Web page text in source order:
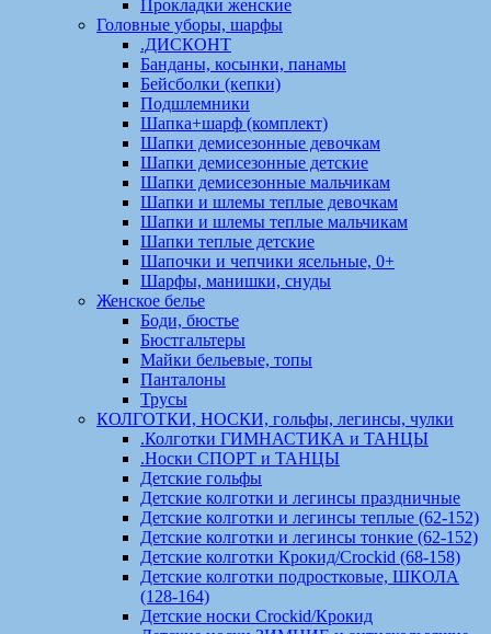
Прокладки женские
Головные уборы, шарфы
.ДИСКОНТ
Банданы, косынки, панамы
Бейсболки (кепки)
Подшлемники
Шапка+шарф (комплект)
Шапки демисезонные девочкам
Шапки демисезонные детские
Шапки демисезонные мальчикам
Шапки и шлемы теплые девочкам
Шапки и шлемы теплые мальчикам
Шапки теплые детские
Шапочки и чепчики ясельные, 0+
Шарфы, манишки, снуды
Женское белье
Боди, бюстье
Бюстгальтеры
Майки бельевые, топы
Панталоны
Трусы
КОЛГОТКИ, НОСКИ, гольфы, легинсы, чулки
.Колготки ГИМНАСТИКА и ТАНЦЫ
.Носки СПОРТ и ТАНЦЫ
Детские гольфы
Детские колготки и легинсы праздничные
Детские колготки и легинсы теплые (62-152)
Детские колготки и легинсы тонкие (62-152)
Детские колготки Крокид/Crockid (68-158)
Детские колготки подростковые, ШКОЛА
(128-164)
Детские носки Crockid/Крокид